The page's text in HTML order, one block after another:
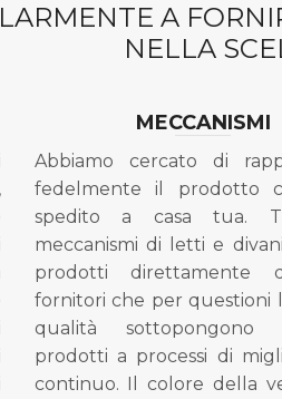
A
NELLA
MECCANISMI
Abbiamo cercato di
fedelmente il prodotto
spedito a casa tua.
meccanismi di letti e
prodotti direttamente
fornitori che per questioni
qualità
prodotti a processi di
continuo. Il colore della